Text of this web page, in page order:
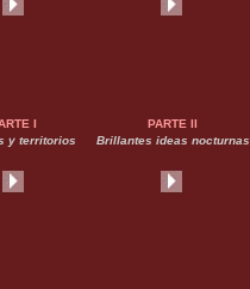
I
y territorios
PARTE II
Brillantes ideas nocturnas